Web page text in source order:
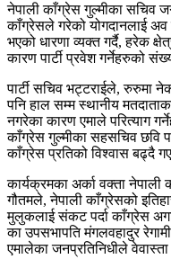
नेपाली काँग्रेस गुल्मीका सचिव
काँग्रेसले गरेको योगदानलाई
भएको धारणा व्यक्त गर्दै, हरेक
कारण पार्टी प्रवेश गर्नेहरुको
पार्टी सचिव भट्टराईले, रुरुमा
पनि हाल सम्म स्थानीय
नगरेका कारण एमाले परित्याग
काँग्रेस गुल्मीका सहसचिव छवि
काँग्रेस प्रतिको विश्वास बढ्दै
कार्यक्रमका अर्का वक्ता
गौतमले, नेपाली काँग्रेसको
मुलुकलाई संकट पर्दा काँग्रेस
का उपसभापति मंगलवहादुर
एमालेका जनप्रतिनिधीले